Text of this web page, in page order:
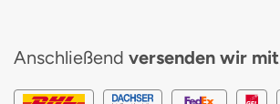
Anschließend versenden wir mit